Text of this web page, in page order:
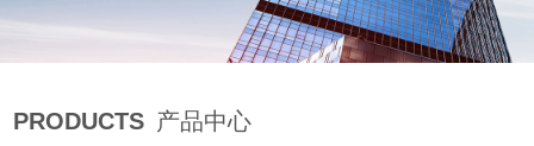
PRODUCTS 产品中心